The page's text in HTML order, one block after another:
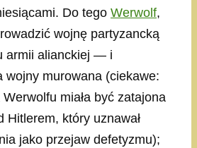
Do tego Werwolf,
wojnę partyzancką
armii alianckiej — i
wojny murowana (ciekawe:
miała być zatajona
Hitlerem, który uznawał
jako przejaw defetyzmu);